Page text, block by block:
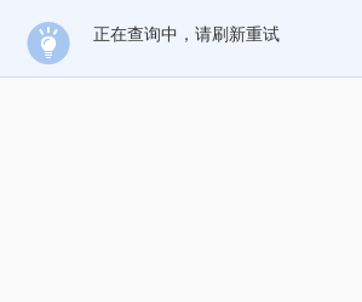
正在查询中，请刷新重试